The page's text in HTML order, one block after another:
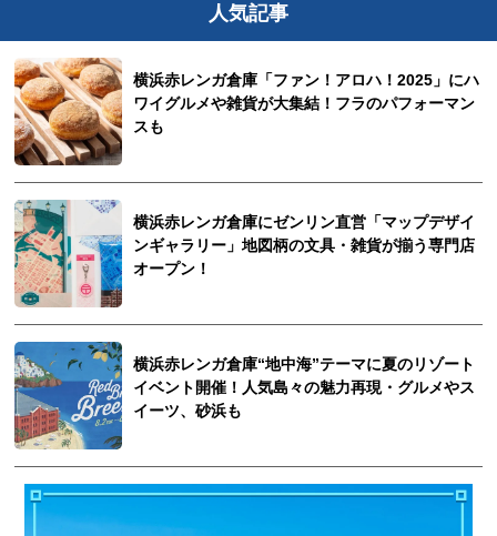
人気記事
横浜赤レンガ倉庫「ファン！アロハ！2025」にハ
ワイグルメや雑貨が大集結！フラのパフォーマン
スも
横浜赤レンガ倉庫にゼンリン直営「マップデザイ
ンギャラリー」地図柄の文具・雑貨が揃う専門店
オープン！
横浜赤レンガ倉庫“地中海”テーマに夏のリゾート
イベント開催！人気島々の魅力再現・グルメやス
イーツ、砂浜も